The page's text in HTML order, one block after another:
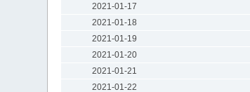
2021-01-17
2021-01-18
2021-01-19
2021-01-20
2021-01-21
2021-01-22